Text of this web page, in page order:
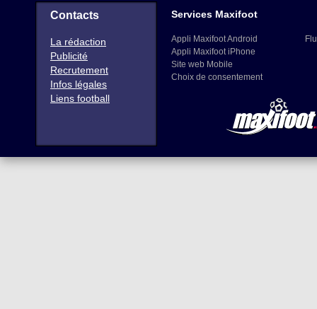
Contacts
La rédaction
Publicité
Recrutement
Infos légales
Liens football
Services Maxifoot
Appli Maxifoot Android
Appli Maxifoot iPhone
Site web Mobile
Choix de consentement